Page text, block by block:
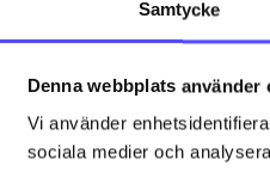
Samtycke
Denna webbplats använder
Vi använder
sociala medier och